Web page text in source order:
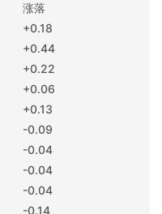
涨落
+0.18
+0.44
+0.22
+0.06
+0.13
-0.09
-0.04
-0.04
-0.04
-0.14